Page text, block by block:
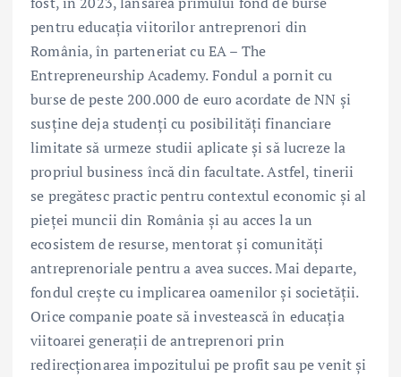
pentru educația viitorilor antreprenori din
România, în parteneriat cu EA – The
Entrepreneurship Academy. Fondul a pornit cu
burse de peste 200.000 de euro acordate de NN și
susține deja studenți cu posibilități financiare
limitate să urmeze studii aplicate și să lucreze la
propriul business încă din facultate. Astfel, tinerii
se pregătesc practic pentru contextul economic și al
pieței muncii din România și au acces la un
ecosistem de resurse, mentorat și comunități
antreprenoriale pentru a avea succes. Mai departe,
fondul crește cu implicarea oamenilor și societății.
Orice companie poate să investească în educația
viitoarei generații de antreprenori prin
redirecționarea impozitului pe profit sau pe venit și